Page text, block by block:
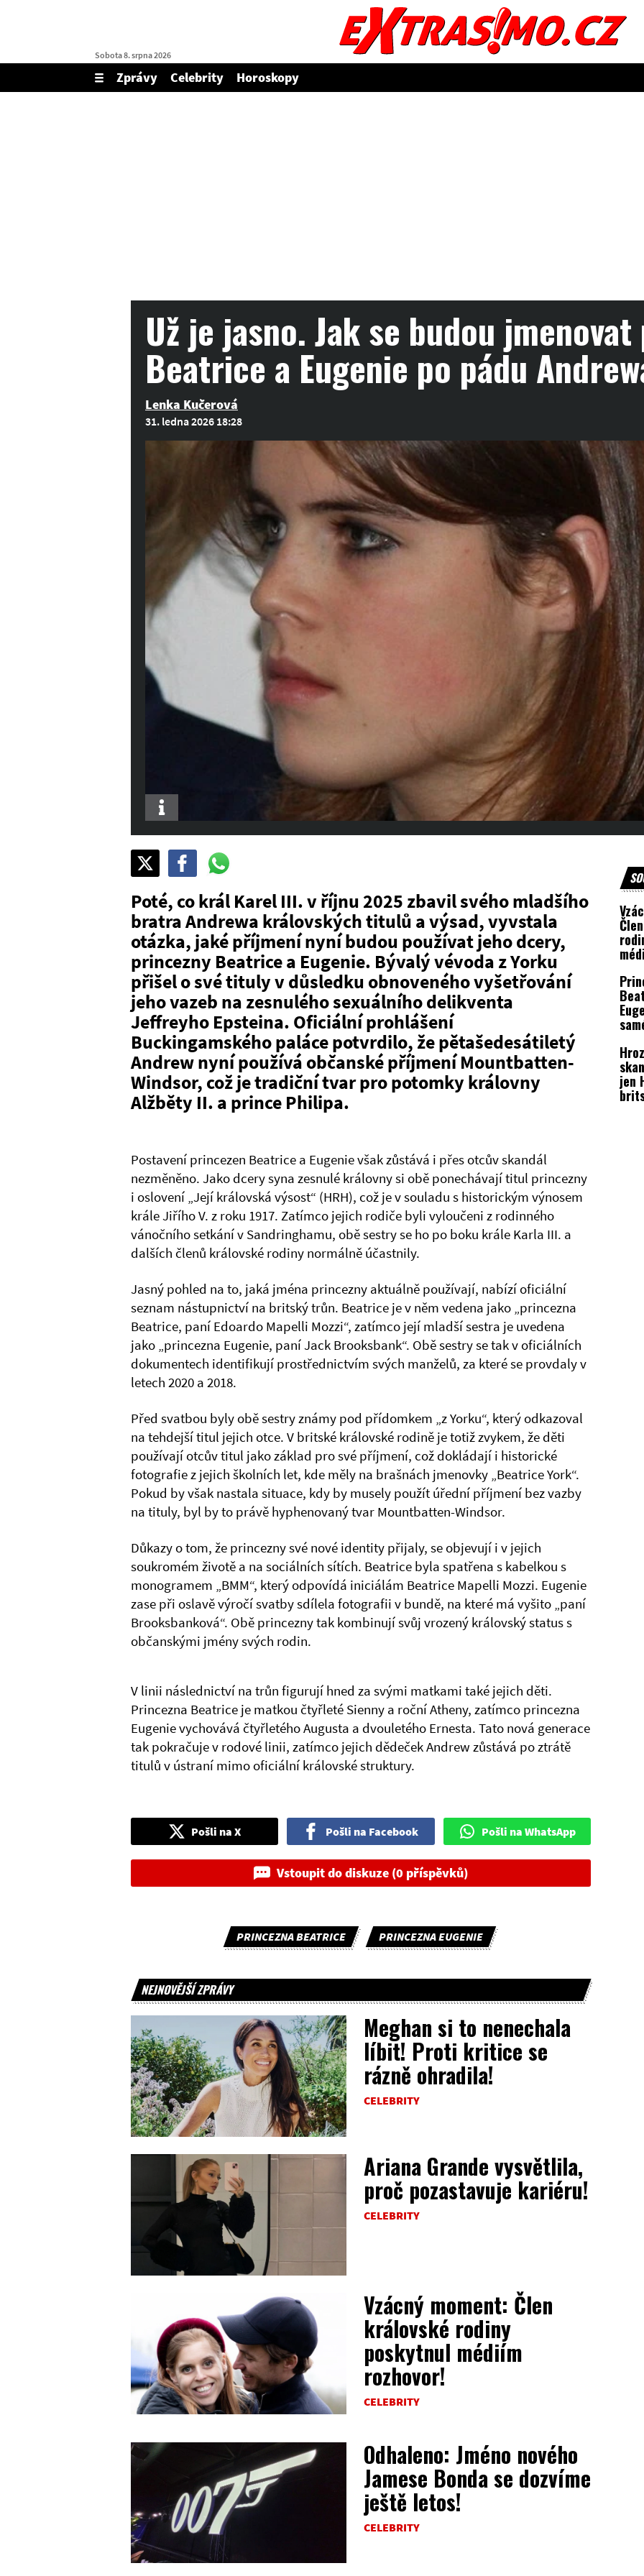
Sobota 8. srpna 2026
Zobrazit/skrýt
menu
Zprávy Celebrity
Horoskopy
Už je jasno. Jak se budou
Beatrice a Eugenie po pádu
Lenka Kučerová
31. ledna 2026 18:28
Info
Pošli
na
Pošli
na
FacebookWhatsAppu
Poté, co král Karel III. v říjnu 2025 zbavil svého mladšího
bratra Andrewa královských titulů a výsad, vyvstala
otázka, jaké příjmení nyní budou používat jeho dcery,
princezny Beatrice a Eugenie. Bývalý vévoda z Yorku
přišel o své tituly v důsledku obnoveného vyšetřování
jeho vazeb na zesnulého sexuálního delikventa
Jeffreyho Epsteina. Oficiální prohlášení
Buckingamského paláce potvrdilo, že pětašedesátiletý
Andrew nyní používá občanské příjmení Mountbatten-
Windsor, což je tradiční tvar pro potomky královny
Alžběty II. a prince Philipa.
Postavení princezen Beatrice a Eugenie však zůstává i přes otcův skandál
nezměněno. Jako dcery syna zesnulé královny si obě ponechávají titul princezny
i oslovení „Její královská výsost“ (HRH), což je v souladu s historickým výnosem
krále Jiřího V. z roku 1917. Zatímco jejich rodiče byli vyloučeni z rodinného
vánočního setkání v Sandringhamu, obě sestry se ho po boku krále Karla III. a
dalších členů královské rodiny normálně účastnily.
Jasný pohled na to, jaká jména princezny aktuálně používají, nabízí oficiální
seznam nástupnictví na britský trůn. Beatrice je v něm vedena jako „princezna
Beatrice, paní Edoardo Mapelli Mozzi“, zatímco její mladší sestra je uvedena
jako „princezna Eugenie, paní Jack Brooksbank“. Obě sestry se tak v oficiálních
dokumentech identifikují prostřednictvím svých manželů, za které se provdaly v
letech 2020 a 2018.
Před svatbou byly obě sestry známy pod přídomkem „z Yorku“, který odkazoval
na tehdejší titul jejich otce. V britské královské rodině je totiž zvykem, že děti
používají otcův titul jako základ pro své příjmení, což dokládají i historické
fotografie z jejich školních let, kde měly na brašnách jmenovky „Beatrice York“.
Pokud by však nastala situace, kdy by musely použít úřední příjmení bez vazby
na tituly, byl by to právě hyphenovaný tvar Mountbatten-Windsor.
Důkazy o tom, že princezny své nové identity přijaly, se objevují i v jejich
soukromém životě a na sociálních sítích. Beatrice byla spatřena s kabelkou s
monogramem „BMM“, který odpovídá iniciálám Beatrice Mapelli Mozzi. Eugenie
zase při oslavě výročí svatby sdílela fotografii v bundě, na které má vyšito „paní
Brooksbanková“. Obě princezny tak kombinují svůj vrozený královský status s
občanskými jmény svých rodin.
V linii následnictví na trůn figurují hned za svými matkami také jejich děti.
Princezna Beatrice je matkou čtyřleté Sienny a roční Atheny, zatímco princezna
Eugenie vychovává čtyřletého Augusta a dvouletého Ernesta. Tato nová generace
tak pokračuje v rodové linii, zatímco jejich dědeček Andrew zůstává po ztrátě
titulů v ústraní mimo oficiální královské struktury.
Pošli na X Pošli na Facebook Pošli na WhatsApp
Vstoupit do diskuze (0 příspěvků)
PRINCEZNA BEATRICE PRINCEZNA EUGENIE
NEJNOVĚJŠÍ ZPRÁVY
Meghan si to nenechala
líbit! Proti kritice se
rázně ohradila!
CELEBRITY
Ariana Grande vysvětlila,
proč pozastavuje kariéru!
CELEBRITY
Vzácný moment: Člen
královské rodiny
poskytnul médiím
rozhovor!
CELEBRITY
Odhaleno: Jméno nového
Jamese Bonda se dozvíme
ještě letos!
CELEBRITY
jen